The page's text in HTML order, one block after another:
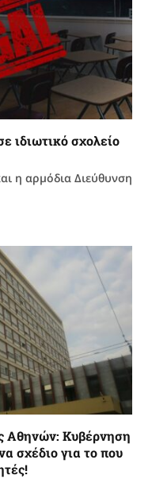
ιδιωτικό σχολείο
η αρμόδια Διεύθυνση
Αθηνών: Κυβέρνηση
σχέδιο για το που